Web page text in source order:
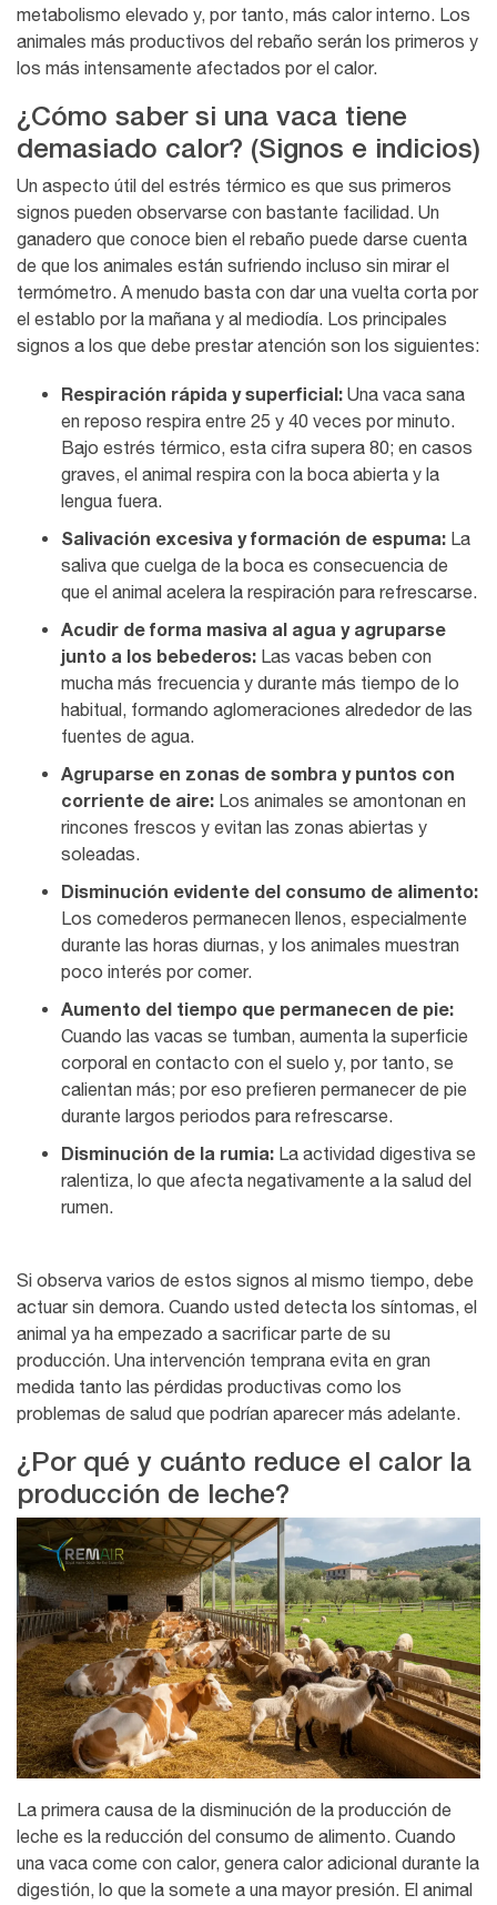
metabolismo elevado y, por tanto, más calor interno. Los
animales más productivos del rebaño serán los primeros y
los más intensamente afectados por el calor.
¿Cómo saber si una vaca tiene
demasiado calor? (Signos e indicios)
Un aspecto útil del estrés térmico es que sus primeros
signos pueden observarse con bastante facilidad. Un
ganadero que conoce bien el rebaño puede darse cuenta
de que los animales están sufriendo incluso sin mirar el
termómetro. A menudo basta con dar una vuelta corta por
el establo por la mañana y al mediodía. Los principales
signos a los que debe prestar atención son los siguientes:
Respiración rápida y superficial: Una vaca sana
en reposo respira entre 25 y 40 veces por minuto.
Bajo estrés térmico, esta cifra supera 80; en casos
graves, el animal respira con la boca abierta y la
lengua fuera.
Salivación excesiva y formación de espuma: La
saliva que cuelga de la boca es consecuencia de
que el animal acelera la respiración para refrescarse.
Acudir de forma masiva al agua y agruparse
junto a los bebederos: Las vacas beben con
mucha más frecuencia y durante más tiempo de lo
habitual, formando aglomeraciones alrededor de las
fuentes de agua.
Agruparse en zonas de sombra y puntos con
corriente de aire: Los animales se amontonan en
rincones frescos y evitan las zonas abiertas y
soleadas.
Disminución evidente del consumo de alimento:
Los comederos permanecen llenos, especialmente
durante las horas diurnas, y los animales muestran
poco interés por comer.
Aumento del tiempo que permanecen de pie:
Cuando las vacas se tumban, aumenta la superficie
corporal en contacto con el suelo y, por tanto, se
calientan más; por eso prefieren permanecer de pie
durante largos periodos para refrescarse.
Disminución de la rumia: La actividad digestiva se
ralentiza, lo que afecta negativamente a la salud del
rumen.
Si observa varios de estos signos al mismo tiempo, debe
actuar sin demora. Cuando usted detecta los síntomas, el
animal ya ha empezado a sacrificar parte de su
producción. Una intervención temprana evita en gran
medida tanto las pérdidas productivas como los
problemas de salud que podrían aparecer más adelante.
¿Por qué y cuánto reduce el calor la
producción de leche?
La primera causa de la disminución de la producción de
leche es la reducción del consumo de alimento. Cuando
una vaca come con calor, genera calor adicional durante la
digestión, lo que la somete a una mayor presión. El animal